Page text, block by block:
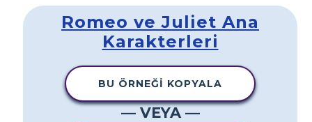
Romeo ve Juliet Ana
Karakterleri
BU ÖRNEĞI KOPYALA
— VEYA —